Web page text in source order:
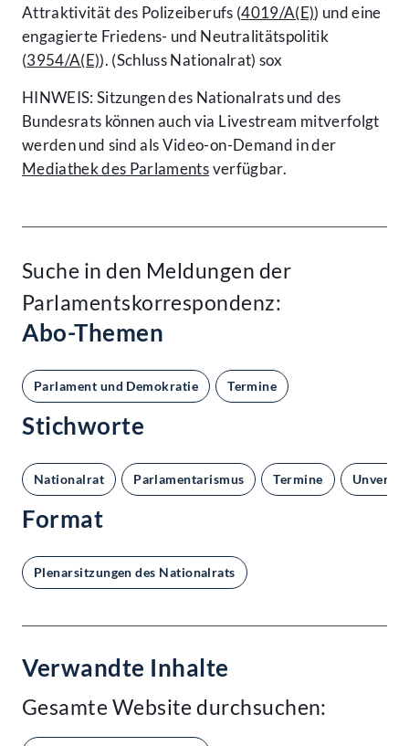
Attraktivität des Polizeiberufs (4019/A(E)) und eine
engagierte Friedens- und Neutralitätspolitik
(3954/A(E)). (Schluss Nationalrat) sox
HINWEIS: Sitzungen des Nationalrats und des
Bundesrats können auch via Livestream mitverfolgt
werden und sind als Video-on-Demand in der
Mediathek des Parlamentsverfügbar.
Suche in den Meldungen der
Parlamentskorrespondenz:
Abo-Themen
Parlament und Demokratie Termine
Stichworte
Nationalrat Parlamentarismus Termine
Format
Plenarsitzungen des Nationalrats
Verwandte Inhalte
Gesamte Website durchsuchen: